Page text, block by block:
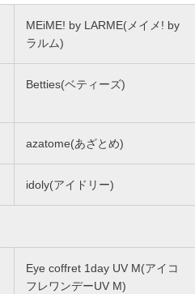
MEiME! by LARME(メイメ! by
ラルム)
Betties(ベティーズ)
azatome(あざとめ)
idoly(アイドリー)
Eye coffret 1day UV M(アイコ
フレワンデーUV M)